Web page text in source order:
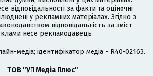
відповідальності за факти та оціночні
у рекламних матеріалах. Згідно з
відповідальність за зміст
несе рекламодавець.
медіа; ідентифікатор медіа - R40-02163.
ТОВ "УП Медіа Плюс"